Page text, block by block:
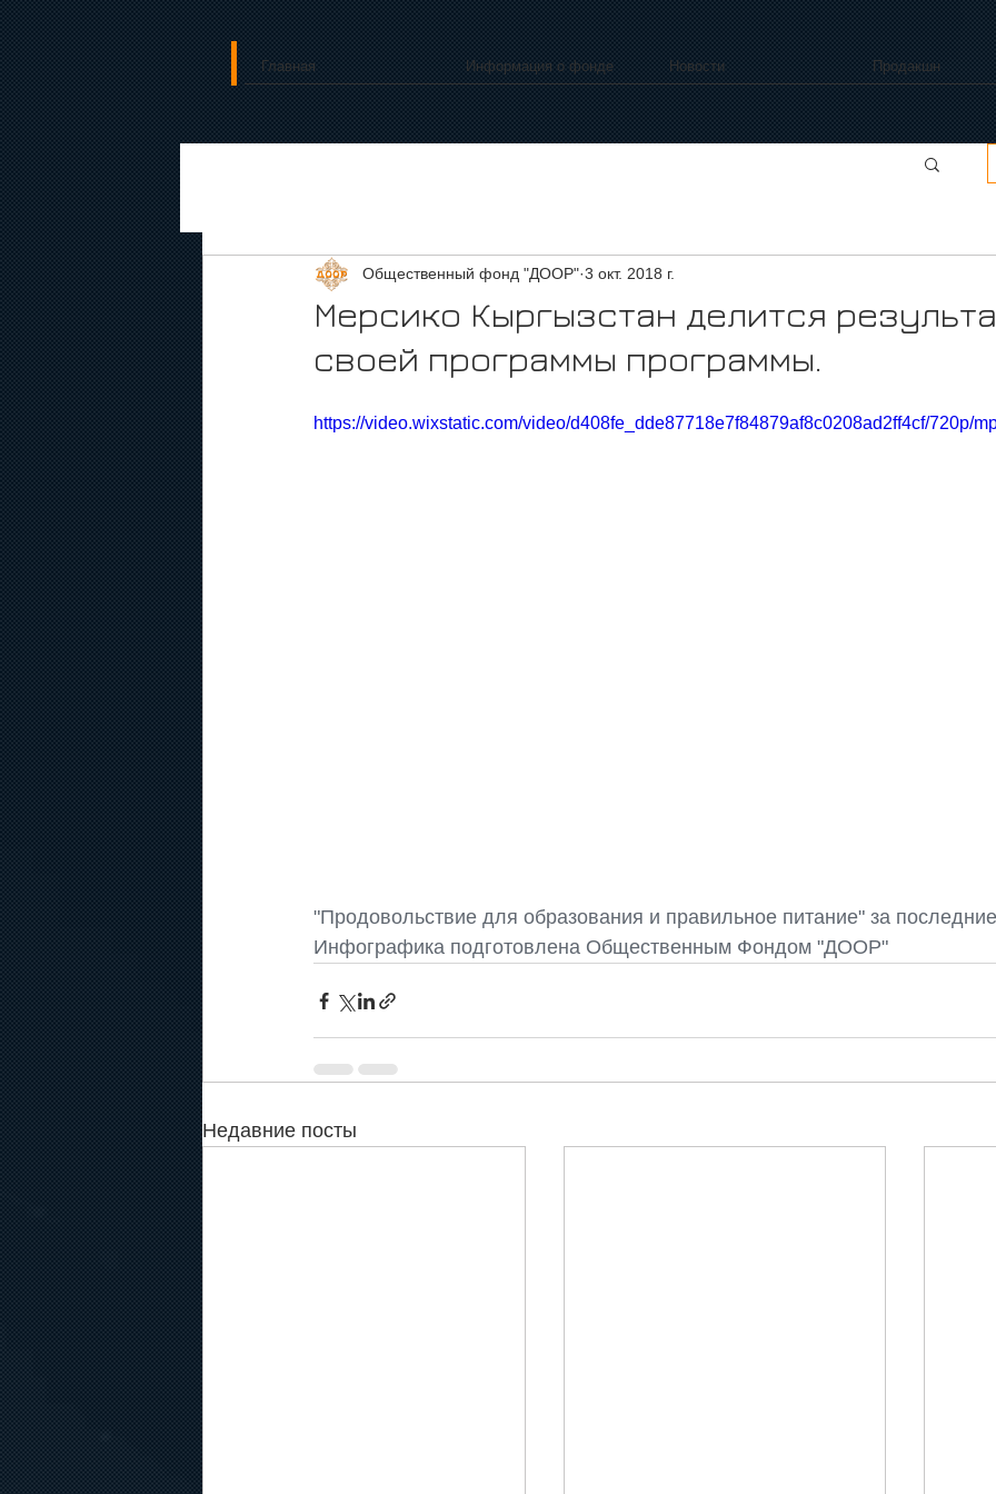
Главная Информация о фонде Новости Продакшн
Мерсико Кыргызстан делится
своей программы программы.
Общественный фонд "ДООР" 3 окт. 2018 г.
https://video.wixstatic.com/video/d408fe_dde87718e7f84879af8c0208ad2ff4cf/720p/
"Продовольствие для образования и правильное питание" за
Инфографика подготовлена Общественным Фондом "ДООР"
Недавние посты